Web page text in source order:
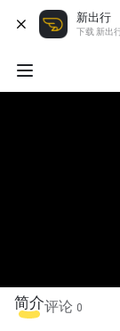
新出行
下载 新出
简介评论 0